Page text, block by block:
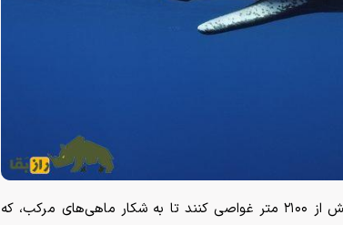
نهنگ‌های اسپرم قادرند به اعماق بسیار زیاد گاهی تا بیش از ۲۱۰۰ متر غواصی کنند تا به شکار ماهی‌های مرکب، که